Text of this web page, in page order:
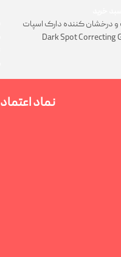
درخشان کننده دارک اسپات
Dark Spot Correcting
نماد اعتماد